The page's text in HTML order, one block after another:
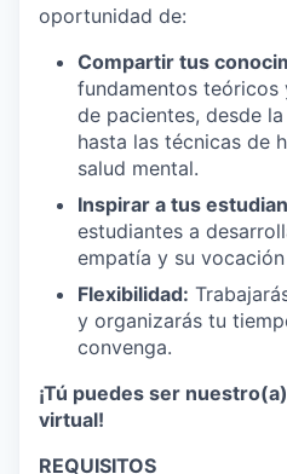
oportunidad de:
Compartir tus
fundamentos
de pacientes, desde
hasta las técnicas de
salud mental.
Inspirar a tus
estudiantes a
empatía y su
Flexibilidad:
y organizarás tu
convenga.
¡Tú puedes ser
virtual!
REQUISITOS